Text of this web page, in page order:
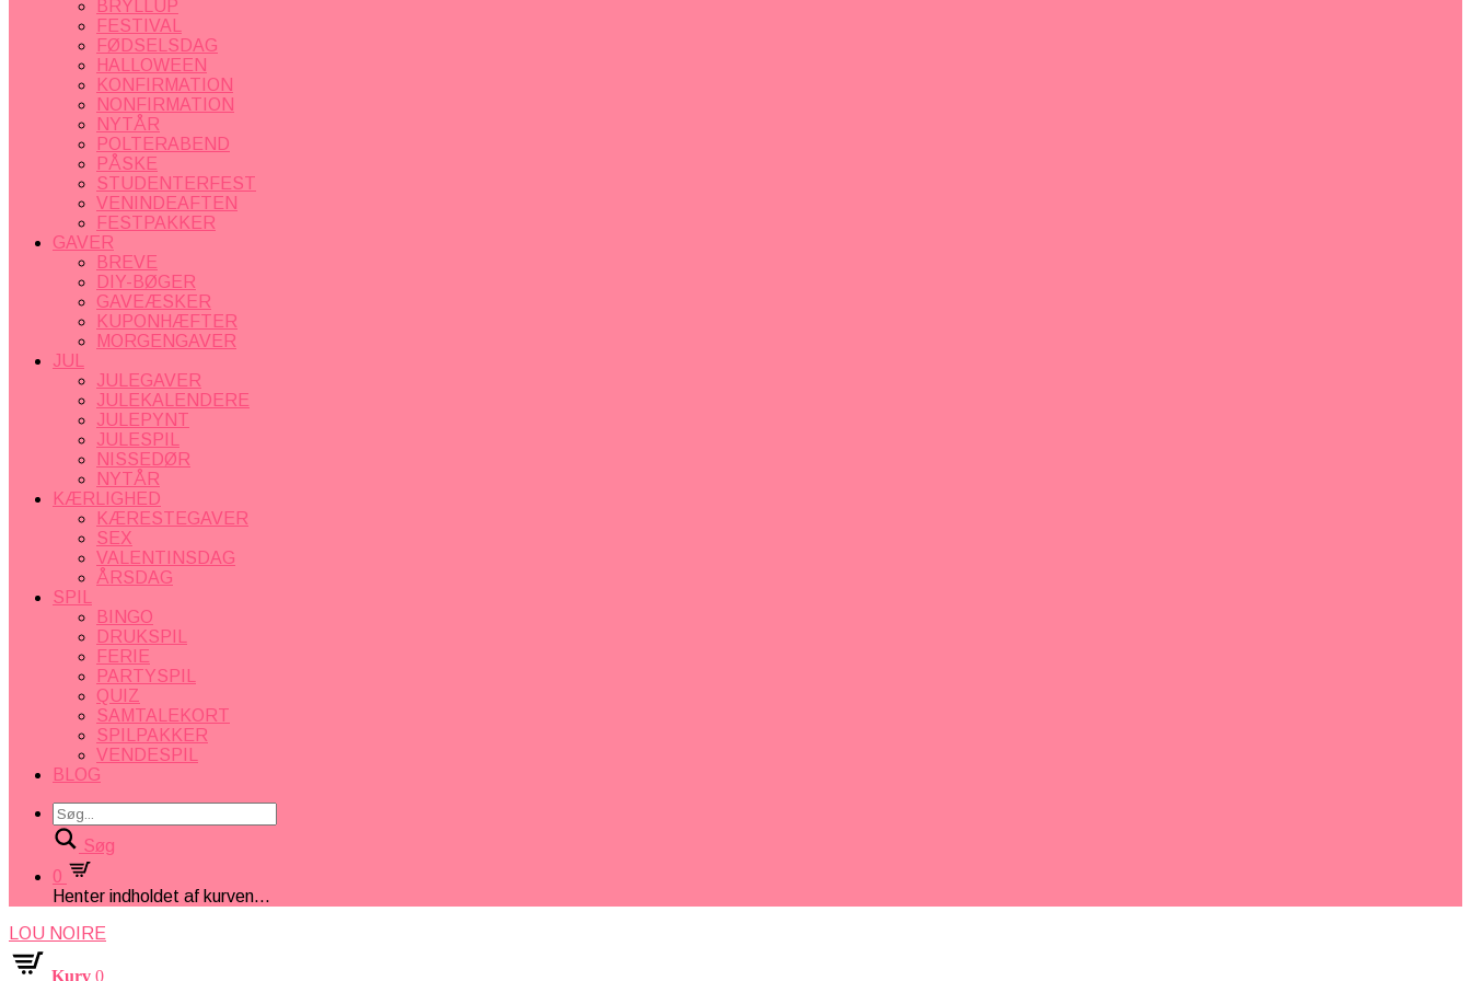
BRYLLUP
FESTIVAL
FØDSELSDAG
HALLOWEEN
KONFIRMATION
NONFIRMATION
NYTÅR
POLTERABEND
PÅSKE
STUDENTERFEST
VENINDEAFTEN
FESTPAKKER
GAVER
BREVE
DIY-BØGER
GAVEÆSKER
KUPONHÆFTER
MORGENGAVER
JUL
JULEGAVER
JULEKALENDERE
JULEPYNT
JULESPIL
NISSEDØR
NYTÅR
KÆRLIGHED
KÆRESTEGAVER
SEX
VALENTINSDAG
ÅRSDAG
SPIL
BINGO
DRUKSPIL
FERIE
PARTYSPIL
QUIZ
SAMTALEKORT
SPILPAKKER
VENDESPIL
BLOG
Søg
0
Henter indholdet af kurven...
LOU NOIRE
Kurv 0